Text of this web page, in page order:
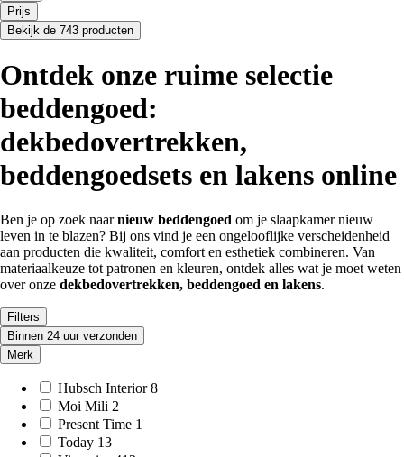
Prijs
Bekijk de 743 producten
Ontdek onze ruime selectie
beddengoed:
dekbedovertrekken,
beddengoedsets en lakens online
Ben je op zoek naarnieuw beddengoed om je slaapkamer nieuw
leven in te blazen? Bij ons vind je een ongelooflijke verscheidenheid
aan producten die kwaliteit, comfort en esthetiek combineren. Van
materiaalkeuze tot patronen en kleuren, ontdek alles wat je moet weten
over onze dekbedovertrekken, beddengoed en lakens.
Filters
Binnen 24 uur verzonden
Merk
Hubsch Interior 8
Moi Mili 2
Present Time 1
Today 13